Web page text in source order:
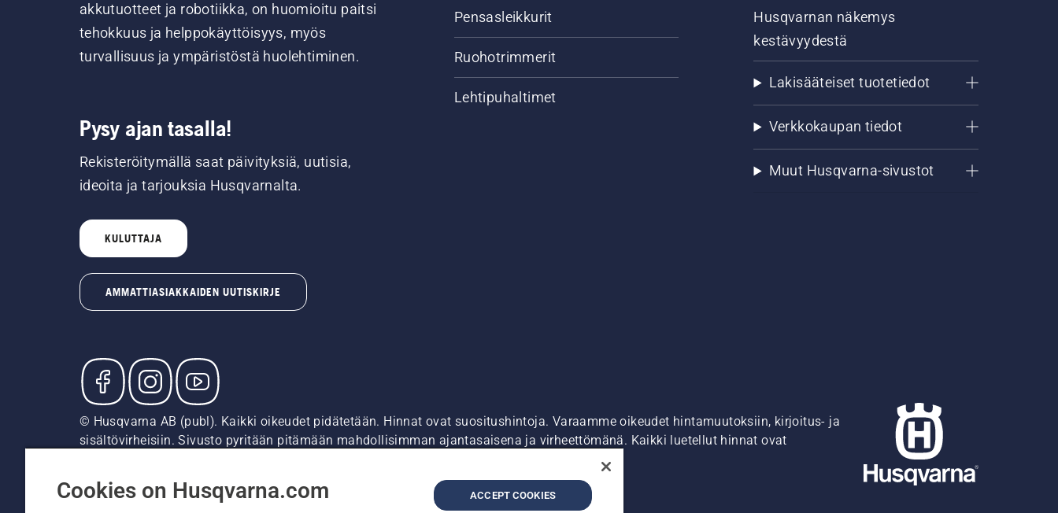
akkutuotteet ja robotiikka, on huomioitu paitsi
tehokkuus ja helppokäyttöisyys, myös
turvallisuus ja ympäristöstä huolehtiminen.
Pysy ajan tasalla!
Rekisteröitymällä saat päivityksiä, uutisia,
ideoita ja tarjouksia Husqvarnalta.
KULUTTAJA
AMMATTIASIAKKAIDEN UUTISKIRJE
Pensasleikkurit
Ruohotrimmerit
Lehtipuhaltimet
Husqvarnan näkemys
kestävyydestä
Lakisääteiset tuotetiedot
Verkkokaupan tiedot
Muut Husqvarna-sivustot
© Husqvarna AB (publ). Kaikki oikeudet pidätetään. Hinnat ovat suositushintoja. Varaamme oikeudet hintamuutoksiin, kirjoitus- ja
sisältövirheisiin. Sivusto pyritään pitämään mahdollisimman ajantasaisena ja virheettömänä. Kaikki luetellut hinnat ovat
Evästekäytäntö Käyttöehdot Epäillyistä rikkomuksista ilmoittaminen
Cookies on Husqvarna.com ACCEPT COOKIES